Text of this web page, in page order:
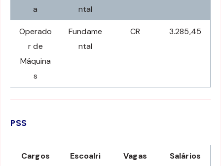
a
ntal
Operado
r de
Máquina
s
Fundame
ntal
CR 3.285,45
PSS
Cargos
Escoalri
Vagas Salários